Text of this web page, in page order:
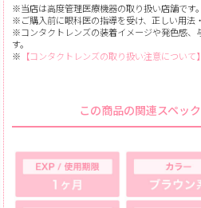
※当店は高度管理医療機器の取り扱い店舗です。
※ご購入前に眼科医の指導を受け、正しい用法
※コンタクトレンズの装着イメージや発色感、
す。
※ 【コンタクトレンズの取り扱い注意について】
この商品の関連スペッ